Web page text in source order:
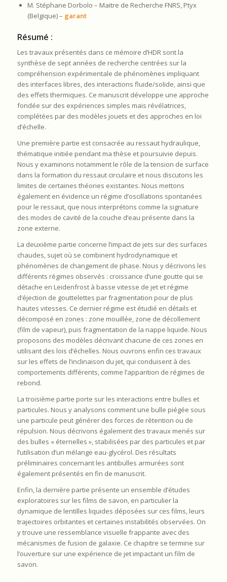
M. Stéphane Dorbolo – Maitre de Recherche FNRS, Ptyx
(Belgique) – garant
Résumé :
Les travaux présentés dans ce mémoire d’HDR sont la
synthèse de sept années de recherche centrées sur la
compréhension expérimentale de phénomènes impliquant
des interfaces libres, des interactions fluide/solide, ainsi que
des effets thermiques. Ce manuscrit développe une approche
fondée sur des expériences simples mais révélatrices,
complétées par des modèles jouets et des approches en loi
d’échelle.
Une première partie est consacrée au ressaut hydraulique,
thématique initiée pendant ma thèse et poursuivie depuis.
Nous y examinons notamment le rôle de la tension de surface
dans la formation du ressaut circulaire et nous discutons les
limites de certaines théories existantes. Nous mettons
également en évidence un régime d’oscillations spontanées
pour le ressaut, que nous interprétons comme la signature
des modes de cavité de la couche d’eau présente dans la
zone externe.
La deuxième partie concerne l’impact de jets sur des surfaces
chaudes, sujet où se combinent hydrodynamique et
phénomènes de changement de phase. Nous y décrivons les
différents régimes observés : croissance d’une goutte qui se
détache en Leidenfrost à basse vitesse de jet et régime
d’éjection de gouttelettes par fragmentation pour de plus
hautes vitesses. Ce dernier régime est étudié en détails et
décomposé en zones : zone mouillée, zone de décollement
(film de vapeur), puis fragmentation de la nappe liquide. Nous
proposons des modèles décrivant chacune de ces zones en
utilisant des lois d’échelles. Nous ouvrons enfin ces travaux
sur les effets de l’inclinaison du jet, qui conduisent à des
comportements différents, comme l’apparition de régimes de
rebond.
La troisième partie porte sur les interactions entre bulles et
particules. Nous y analysons comment une bulle piégée sous
une particule peut générer des forces de rétention ou de
répulsion. Nous décrivons également des travaux menés sur
des bulles « éternelles », stabilisées par des particules et par
l’utilisation d’un mélange eau-glycérol. Des résultats
préliminaires concernant les antibulles armurées sont
également présentés en fin de manuscrit.
Enfin, la dernière partie présente un ensemble d’études
exploratoires sur les films de savon, en particulier la
dynamique de lentilles liquides déposées sur ces films, leurs
trajectoires orbitantes et certaines instabilités observées. On
y trouve une ressemblance visuelle frappante avec des
mécanismes de fusion de galaxie. Ce chapitre se termine sur
l’ouverture sur une expérience de jet impactant un film de
savon.